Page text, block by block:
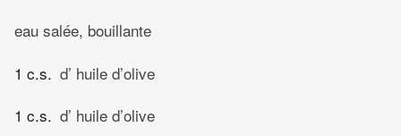
eau salée, bouillante
1 c.s. d’ huile d’olive
1 c.s. d’ huile d’olive